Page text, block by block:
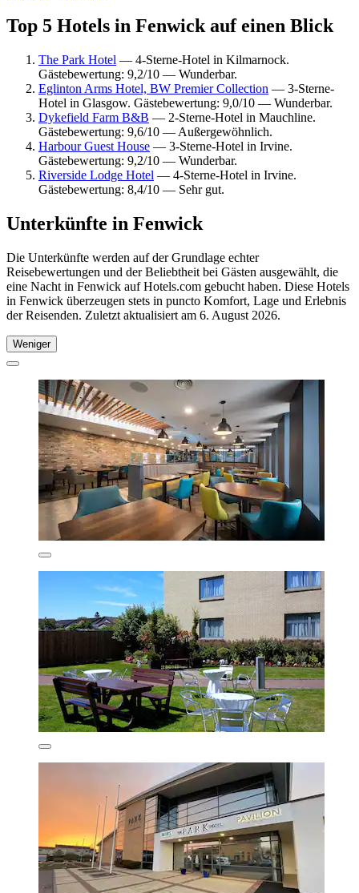
Top 5 Hotels in Fenwick auf einen Blick
The Park Hotel — 4-Sterne-Hotel in Kilmarnock.
Gästebewertung: 9,2/10 — Wunderbar.
Eglinton Arms Hotel, BW Premier Collection — 3-Sterne-
Hotel in Glasgow. Gästebewertung: 9,0/10 — Wunderbar.
Dykefield Farm B&B — 2-Sterne-Hotel in Mauchline.
Gästebewertung: 9,6/10 — Außergewöhnlich.
Harbour Guest House — 3-Sterne-Hotel in Irvine.
Gästebewertung: 9,2/10 — Wunderbar.
Riverside Lodge Hotel — 4-Sterne-Hotel in Irvine.
Gästebewertung: 8,4/10 — Sehr gut.
Unterkünfte in Fenwick
Die Unterkünfte werden auf der Grundlage echter
Reisebewertungen und der Beliebtheit bei Gästen ausgewählt, die
eine Nacht in Fenwick auf Hotels.com gebucht haben. Diese Hotels
in Fenwick überzeugen stets in puncto Komfort, Lage und Erlebnis
der Reisenden. Zuletzt aktualisiert am 6. August 2026.
Weniger